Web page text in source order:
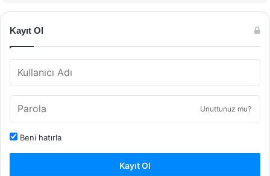
Kayıt Ol
Unuttunuz mu?
Beni hatırla
Kayıt Ol